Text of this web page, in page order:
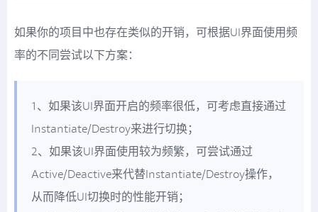
如果你的项目中也存在类似的开销，可根据UI界面使用频
率的不同尝试以下方案：
1、如果该UI界面开启的频率很低，可考虑直接通过
Instantiate/Destroy来进行切换；
2、如果该UI界面使用较为频繁，可尝试通过
Active/Deactive来代替Instantiate/Destroy操作，
从而降低UI切换时的性能开销；